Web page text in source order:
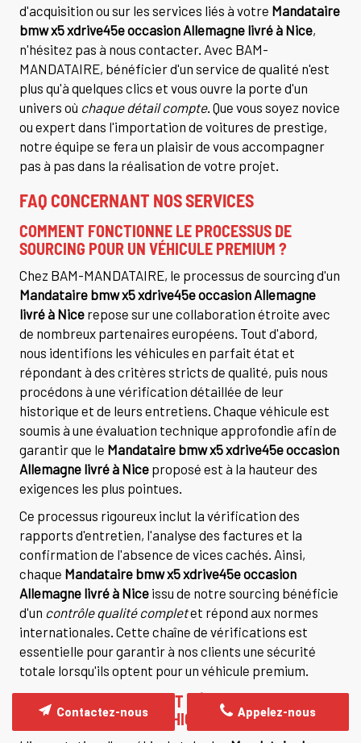
d'acquisition ou sur les services liés à votre Mandataire
bmw x5 xdrive45e occasion Allemagne livré à Nice,
n'hésitez pas à nous contacter. Avec BAM-
MANDATAIRE, bénéficier d'un service de qualité n'est
plus qu'à quelques clics et vous ouvre la porte d'un
univers où chaque détail compte. Que vous soyez novice
ou expert dans l'importation de voitures de prestige,
notre équipe se fera un plaisir de vous accompagner
pas à pas dans la réalisation de votre projet.
FAQ CONCERNANT NOS SERVICES
COMMENT FONCTIONNE LE PROCESSUS DE
SOURCING POUR UN VÉHICULE PREMIUM ?
Chez BAM-MANDATAIRE, le processus de sourcing d'un
Mandataire bmw x5 xdrive45e occasion Allemagne
livré à Nicerepose sur une collaboration étroite avec
de nombreux partenaires européens. Tout d'abord,
nous identifions les véhicules en parfait état et
répondant à des critères stricts de qualité, puis nous
procédons à une vérification détaillée de leur
historique et de leurs entretiens. Chaque véhicule est
soumis à une évaluation technique approfondie afin de
garantir que le Mandataire bmw x5 xdrive45e occasion
Allemagne livré à Niceproposé est à la hauteur des
exigences les plus pointues.
Ce processus rigoureux inclut la vérification des
rapports d'entretien, l'analyse des factures et la
confirmation de l'absence de vices cachés. Ainsi,
chaque Mandataire bmw x5 xdrive45e occasion
Allemagne livré à Niceissu de notre sourcing bénéficie
d'un contrôle qualité completet répond aux normes
internationales. Cette chaîne de vérifications est
essentielle pour garantir à nos clients une sécurité
totale lorsqu'ils optent pour un véhicule premium.
QUELS DOCUMENTS SONT NÉCESSAIRES POUR
L'IMPORTATION D'UN VÉHICULE ? Appelez-nous
Contactez-nous